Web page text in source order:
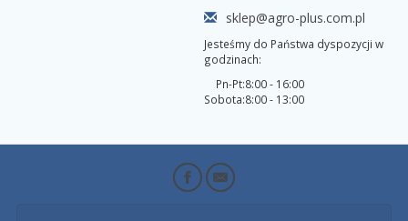
sklep@agro-plus.com.pl
Jesteśmy do Państwa dyspozycji w
godzinach:
Pn-Pt:
Sobota:
8:00 - 16:00
8:00 - 13:00